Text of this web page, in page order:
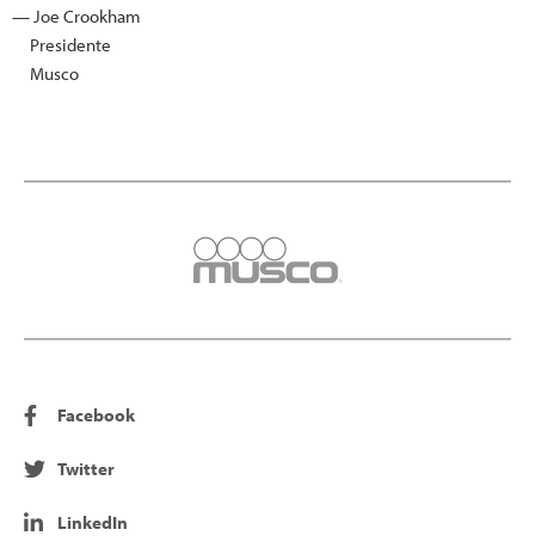
— Joe Crookham
Presidente
Musco
Facebook
Twitter
LinkedIn